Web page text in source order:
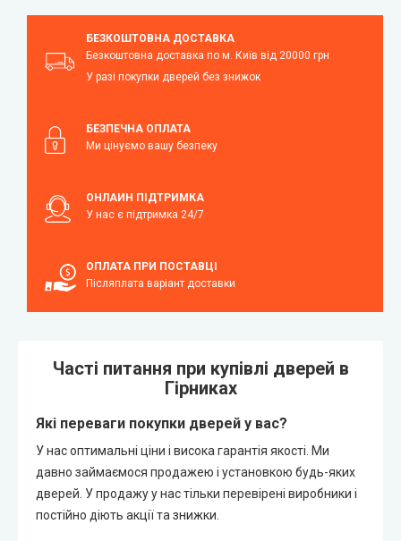
БЕЗКОШТОВНА ДОСТАВКА
Безкоштовна доставка по м. Київ від 20000 грн
У разі покупки дверей без знижок
БЕЗПЕЧНА ОПЛАТА
Ми цінуємо вашу безпеку
ОНЛАЙН ПІДТРИМКА
У нас є підтримка 24/7
ОПЛАТА ПРИ ПОСТАВЦІ
Післяплата варіант доставки
Часті питання при купівлі дверей в
Гірниках
Які переваги покупки дверей у вас?
У нас оптимальні ціни і висока гарантія якості. Ми
давно займаємося продажею і установкою будь-яких
дверей. У продажу у нас тільки перевірені виробники і
постійно діють акції та знижки.